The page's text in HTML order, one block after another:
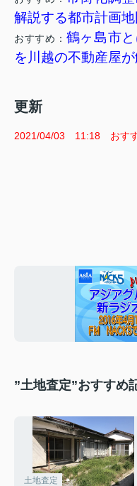
解説する都市計画
おすすめ： 鶴ヶ島市
を川越の不動産屋が
更新
2021/04/03 11:18 おすす
”土地査定”おすすめ
土地査定